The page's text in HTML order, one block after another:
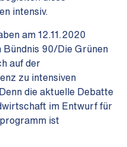
intensiv.
am 12.11.2020
Bündnis 90/Die Grünen
auf der
zu intensiven
die aktuelle Debatte
im Entwurf für
ist